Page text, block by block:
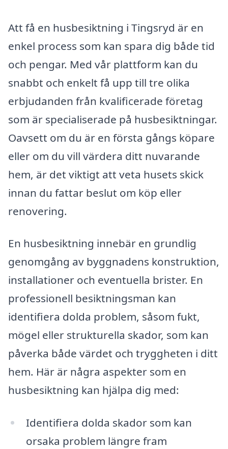
Att få en husbesiktning i Tingsryd är en
enkel process som kan spara dig både tid
och pengar. Med vår plattform kan du
snabbt och enkelt få upp till tre olika
erbjudanden från kvalificerade företag
som är specialiserade på husbesiktningar.
Oavsett om du är en första gångs köpare
eller om du vill värdera ditt nuvarande
hem, är det viktigt att veta husets skick
innan du fattar beslut om köp eller
renovering.
En husbesiktning innebär en grundlig
genomgång av byggnadens konstruktion,
installationer och eventuella brister. En
professionell besiktningsman kan
identifiera dolda problem, såsom fukt,
mögel eller strukturella skador, som kan
påverka både värdet och tryggheten i ditt
hem. Här är några aspekter som en
husbesiktning kan hjälpa dig med:
Identifiera dolda skador som kan
orsaka problem längre fram